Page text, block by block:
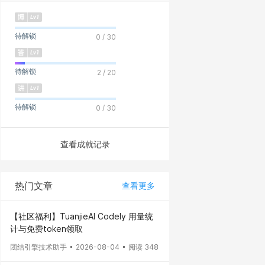
待解锁 0 / 30
待解锁 2 / 20
待解锁 0 / 30
查看成就记录
热门文章 查看更多
【社区福利】TuanjieAI Codely 用量统
计与免费token领取
团结引擎技术助手 2026-08-04 阅读 348